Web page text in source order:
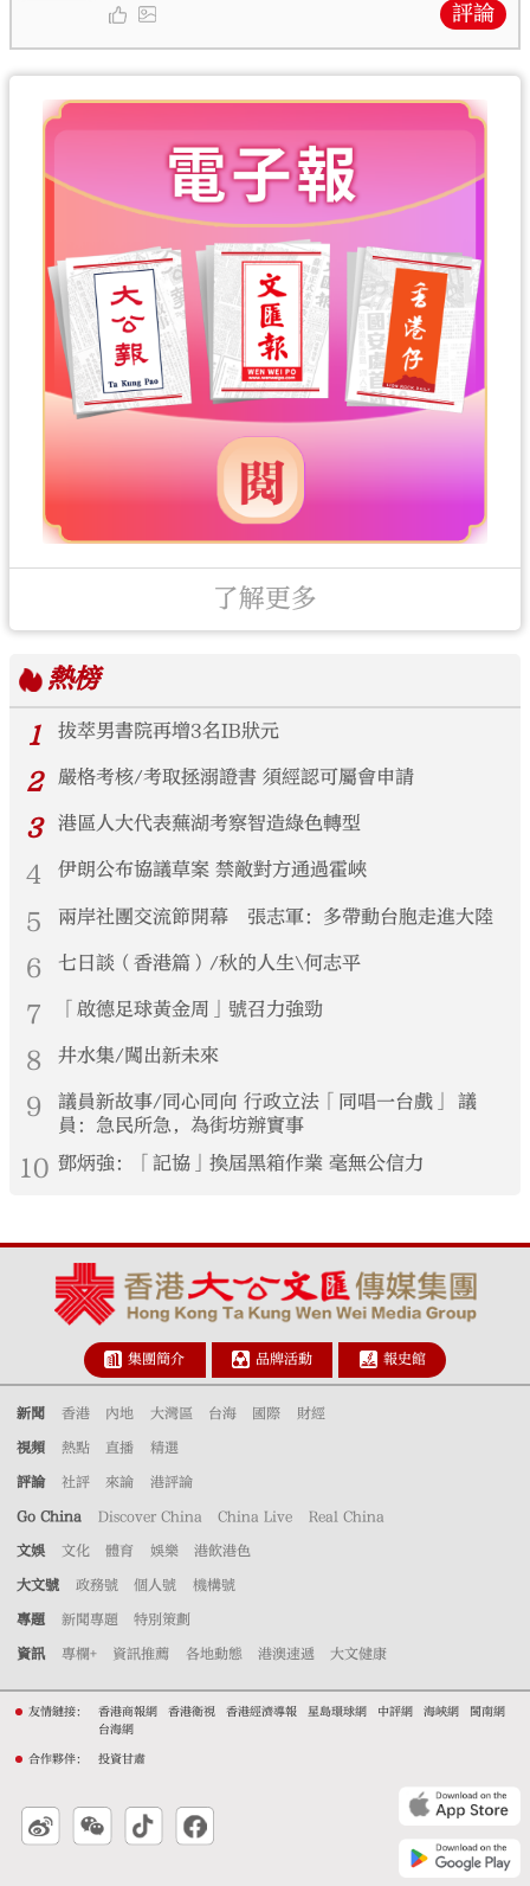
評論
了解更多
熱榜
1
拔萃男書院再增3名IB狀元
2 嚴格考核/考取拯溺證書 須經認可屬會申請
3 港區人大代表蕪湖考察智造綠色轉型
4 伊朗公布協議草案 禁敵對方通過霍峽
5 兩岸社團交流節開幕 張志軍：多帶動台胞走進大陸
6 七日談（香港篇）/秋的人生\何志平
7 「啟德足球黃金周」號召力強勁
8 井水集/闖出新未來
9
議員新故事/同心同向 行政立法「同唱一台戲」 議
員：急民所急，為街坊辦實事
10 鄧炳強：「記協」換屆黑箱作業 毫無公信力
集團簡介 品牌活動 報史館
新聞 香港 內地 大灣區 台海 國際 財經
視頻 熱點 直播 精選
評論 社評 來論 港評論
Go China Discover China China Live Real China
文娛 文化 體育 娛樂 港飲港色
大文號 政務號 個人號 機構號
專題 新聞專題 特別策劃
資訊 專欄+ 資訊推薦 各地動態 港澳速遞 大文健康
友情鏈接： 香港商報網 香港衛視 香港經濟導報 星島環球網 中評網 海峽網
閩南網
台海網
合作夥伴： 投資甘肅